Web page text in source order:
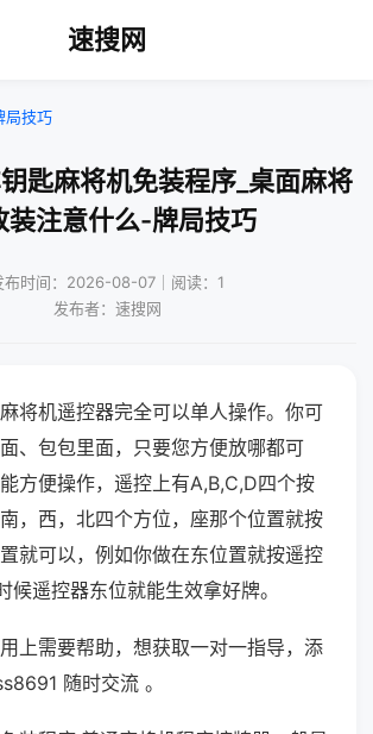
速搜网
局技巧
匙麻将机免装程序_桌面麻将
装注意什么-牌局技巧
布时间：2026-08-07｜阅读：1
发布者：速搜网
将机遥控器完全可以单人操作。你可
、包包里面，只要您方便放哪都可
方便操作，遥控上有A,B,C,D四个按
，西，北四个方位，座那个位置就按
就可以，例如你做在东位置就按遥控
候遥控器东位就能生效拿好牌。
上需要帮助，想获取一对一指导，添
随时交流 。